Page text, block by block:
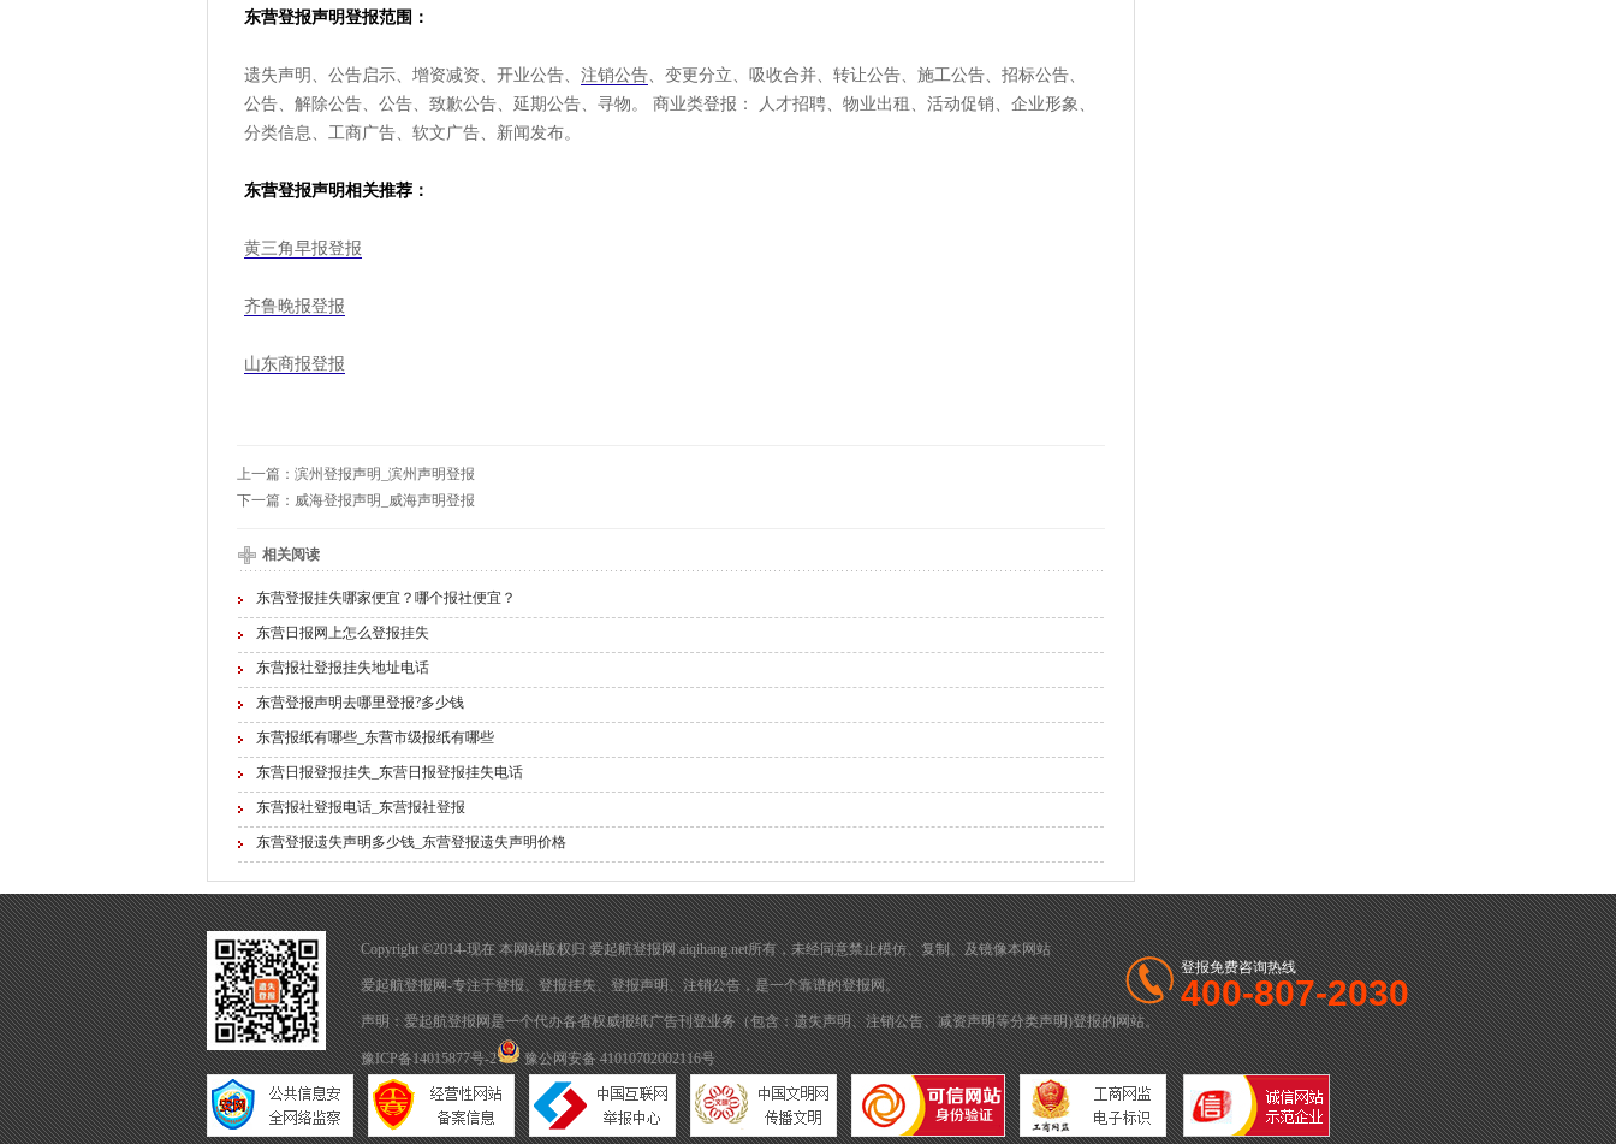
东营登报声明登报范围：
遗失声明、公告启示、增资减资、开业公告、 注销公告、变更分立、吸收合并、转让公告、施工公告、招标公告、
公告、解除公告、公告、致歉公告、延期公告、寻物。 商业类登报： 人才招聘、物业出租、活动促销、企业形象、
分类信息、工商广告、软文广告、新闻发布。
东营登报声明相关推荐：
黄三角早报登报
齐鲁晚报登报
山东商报登报
上一篇： 滨州登报声明_滨州声明登报
下一篇： 威海登报声明_威海声明登报
相关阅读
东营登报挂失哪家便宜？哪个报社便宜？
东营日报网上怎么登报挂失
东营报社登报挂失地址电话
东营登报声明去哪里登报?多少钱
东营报纸有哪些_东营市级报纸有哪些
东营日报登报挂失_东营日报登报挂失电话
东营报社登报电话_东营报社登报
东营登报遗失声明多少钱_东营登报遗失声明价格
Copyright ©2014-现在 本网站版权归 爱起航登报网 aiqihang.net所有，未经同意禁止模仿、复制、及镜像本网站
爱起航登报网-专注于登报、登报挂失、登报声明、注销公告，是一个靠谱的登报网。
声明：爱起航登报网是一个代办各省权威报纸广告刊登业务（包含：遗失声明、注销公告、减资声明等分类声明)登报的网站。
豫ICP备14015877号-2 豫公网安备 41010702002116号
登报免费咨询热线
400-807-2030